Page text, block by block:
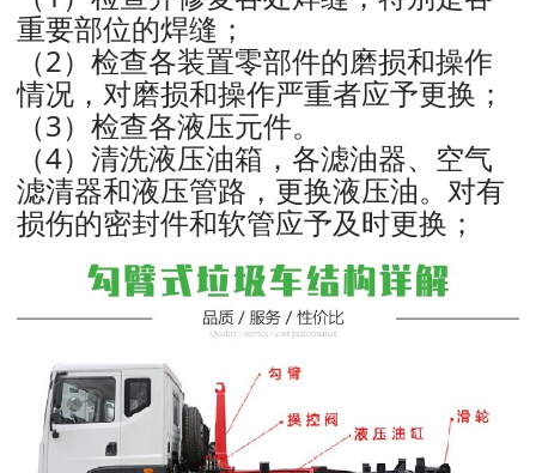
重要部位的焊缝；
（2）检查各装置零部件的磨损和操作
情况，对磨损和操作严重者应予更换；
（3）检查各液压元件。
（4）清洗液压油箱，各滤油器、空气
滤清器和液压管路，更换液压油。对有
损伤的密封件和软管应予及时更换；